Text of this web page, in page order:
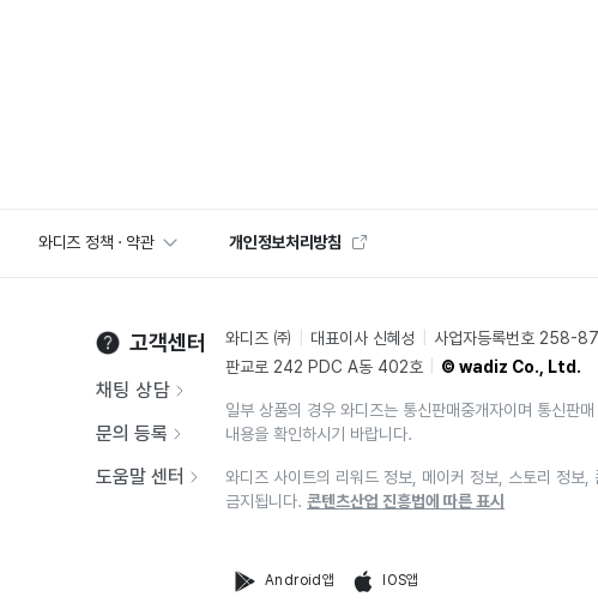
와디즈 정책 · 약관 개인정보처리방침
고객센터
채팅 상담
문의 등록
도움말 센터
와디즈 ㈜ 대표이사 신혜성 사업자등록번호 258-
판교로 242 PDC A동 402호
© wadiz Co., Ltd.
일부 상품의 경우 와디즈는 통신판매중개자이며 통신판
내용을 확인하시기 바랍니다.
와디즈 사이트의 리워드 정보, 메이커 정보, 스토리 정보
금지됩니다. 콘텐츠산업 진흥법에 따른 표시
Android앱 IOS앱